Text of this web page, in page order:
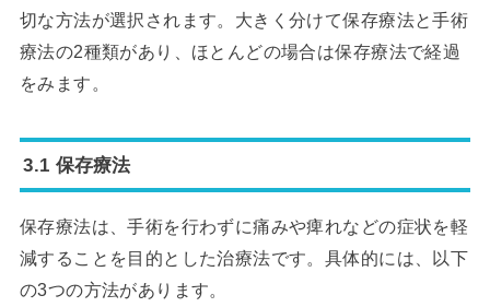
切な方法が選択されます。大きく分けて保存療法と手術
療法の2種類があり、ほとんどの場合は保存療法で経過
をみます。
3.1 保存療法
保存療法は、手術を行わずに痛みや痺れなどの症状を軽
減することを目的とした治療法です。具体的には、以下
の3つの方法があります。